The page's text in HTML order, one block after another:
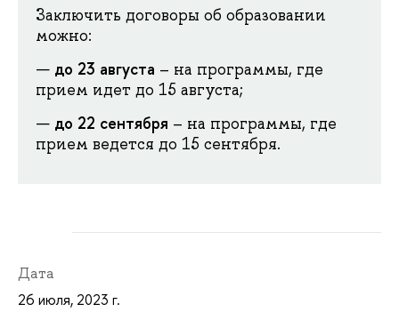
Заключить договоры об образовании
можно:
до 23 августа – на программы, где
прием идет до 15 августа;
до 22 сентября – на программы, где
прием ведется до 15 сентября.
Дата
26 июля, 2023 г.